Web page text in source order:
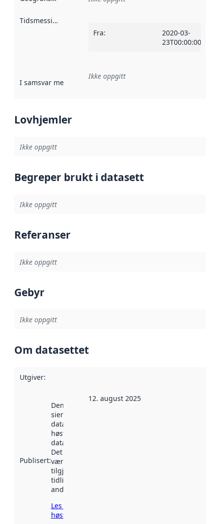
Tidsmessig avgrensning
Fra:
2020-03-
23T00:00:00Z
I samsvar med Referanse til en implementasjonsregel
Ikke oppgitt
Lovhjemler
Ikke oppgitt
Begreper brukt i datasett
Ikke oppgitt
Referanser
Ikke oppgitt
Gebyr
Ikke oppgitt
Om datasettet
Utgiver:
Publisert:
Denne datoen
sier når
datasettet ble
høstet av
data.norge.no.
Det kan ha
vært
tilgjengelig
tidligere
andre steder.
Les mer om
høsting her
12. august 2025